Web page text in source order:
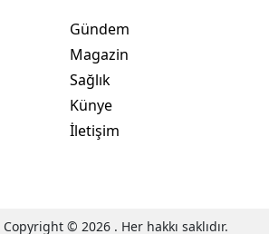
Gündem
Magazin
Sağlık
Künye
İletişim
Copyright © 2026 . Her hakkı saklıdır.